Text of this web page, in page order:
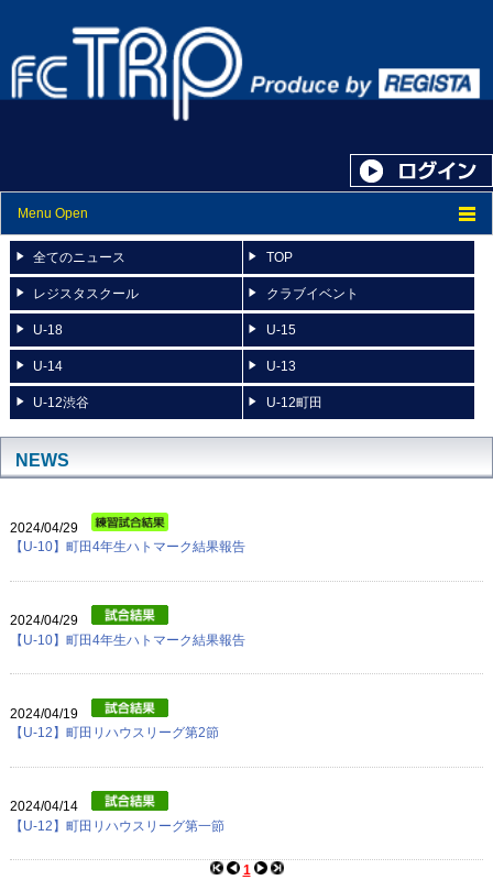
Menu Open
トップ
ニュース
スケジュール
スタッフ紹介
全てのニュース TOP
レジスタスクール クラブイベント
U-18 U-15
U-14 U-13
U-12渋谷 U-12町田
NEWS
2024/04/29
【U-10】町田4年生ハトマーク結果報告
2024/04/29
【U-10】町田4年生ハトマーク結果報告
2024/04/19
【U-12】町田リハウスリーグ第2節
2024/04/14
【U-12】町田リハウスリーグ第一節
1